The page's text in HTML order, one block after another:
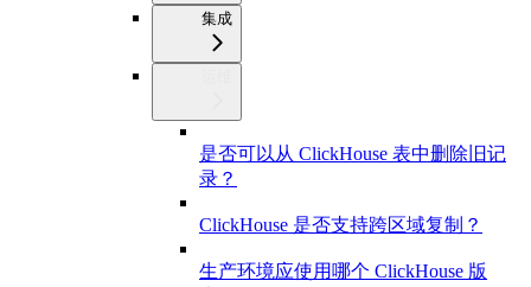
集成
是否可以从 ClickHouse 表中删除旧记
录？
ClickHouse 是否支持跨区域复制？
生产环境应使用哪个 ClickHouse 版